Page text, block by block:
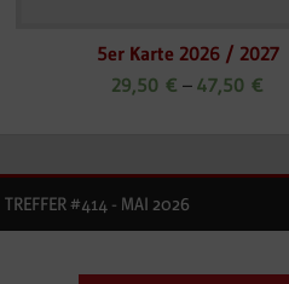
5er Karte 2026 / 2027
29,50€ –47,50€
TREFFER #414 - MAI 2026